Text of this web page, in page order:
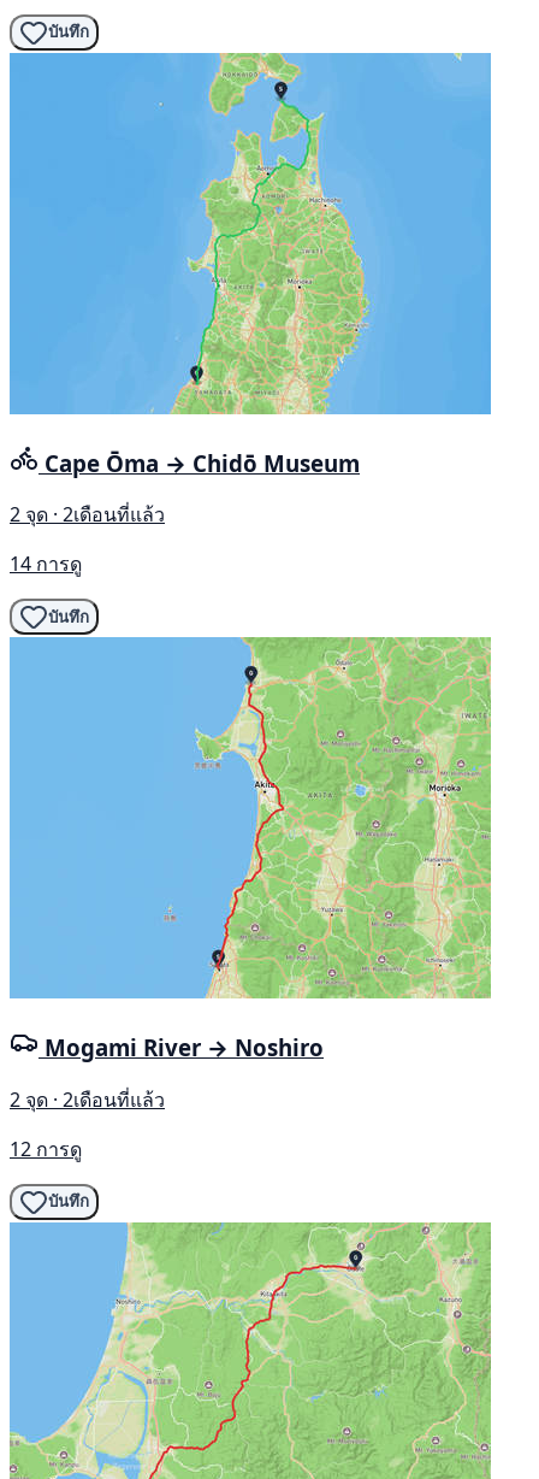
บันทึก
Cape Ōma → Chidō Museum
2 จุด · 2เดือนที่แล้ว
14 การดู
บันทึก
Mogami River → Noshiro
2 จุด · 2เดือนที่แล้ว
12 การดู
บันทึก